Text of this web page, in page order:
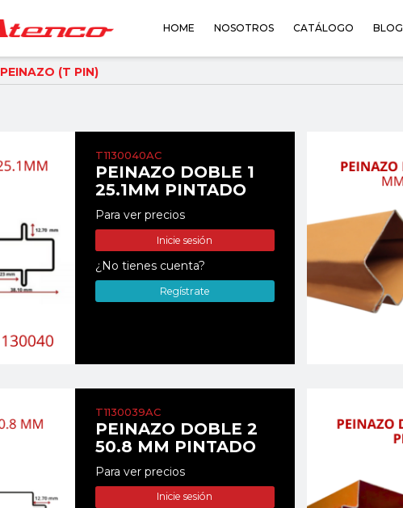
HOME NOSOTROS CATÁLOGO BLOG
PEINAZO (T PIN)
T1130040AC
PEINAZO DOBLE 1
25.1MM PINTADO
Para ver precios
Inicie sesión
¿No tienes cuenta?
Regístrate
T1130039AC
PEINAZO DOBLE 2
50.8 MM PINTADO
Para ver precios
Inicie sesión